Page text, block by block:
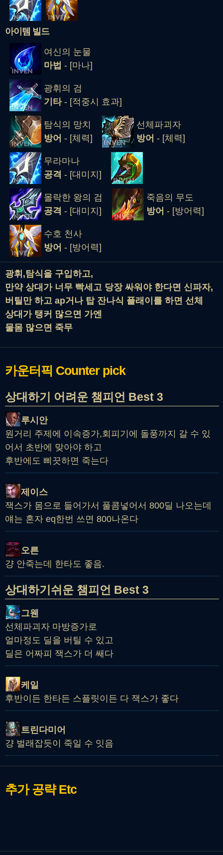
아이템 빌드
여신의 눈물
마법 - [마나]
광휘의 검
기타- [적중시 효과]
탐식의 망치
방어 - [체력]
선체파괴자
방어 - [체력]
무라마나
공격 - [대미지]
몰락한 왕의 검
공격 - [대미지]
죽음의 무도
방어 - [방어력]
수호 천사
방어 - [방어력]
광휘,탐식을 구입하고,
만약 상대가 너무 빡세고 당장 싸워야 한다면 신파자,
버틸만 하고 ap거나 탑 잔나식 플래이를 하면 선체
상대가 탱커 많으면 가엔
물몸 많으면 죽무
카운터픽 Counter pick
상대하기 어려운 챔피언 Best 3
루시안
원거리 주제에 이속증가,회피기에 돌풍까지 갈 수 있
어서 초반에 맞아야 하고
후반에도 삐끗하면 죽는다
제이스
잭스가 몸으로 들어가서 풀콤넣어서 800딜 나오는데
얘는 혼자 eq한번 쓰면 800나온다
오른
걍 안죽는데 한타도 좋음.
상대하기쉬운 챔피언 Best 3
그웬
선체파괴자 마방증가로
얼마정도 딜을 버틸 수 있고
딜은 어짜피 잭스가 더 쌔다
케일
후반이든 한타든 스플릿이든 다 잭스가 좋다
트린다미어
걍 벌래잡듯이 죽일 수 잇음
추가 공략Etc